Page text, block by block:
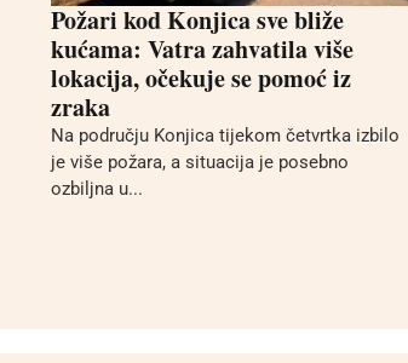
Požari kod Konjica sve bliže
kućama: Vatra zahvatila više
lokacija, očekuje se pomoć iz
zraka
Na području Konjica tijekom četvrtka izbilo
je više požara, a situacija je posebno
ozbiljna u...